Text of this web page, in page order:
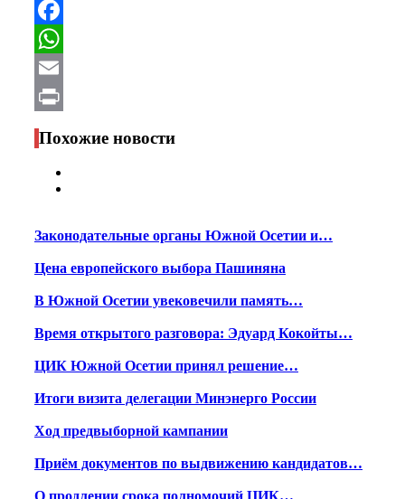
Telegram
Facebook
WhatsApp
Email
Print
Похожие новости
Законодательные органы Южной Осетии и…
Цена европейского выбора Пашиняна
В Южной Осетии увековечили память…
Время открытого разговора: Эдуард Кокойты…
ЦИК Южной Осетии принял решение…
Итоги визита делегации Минэнерго России
Ход предвыборной кампании
Приём документов по выдвижению кандидатов…